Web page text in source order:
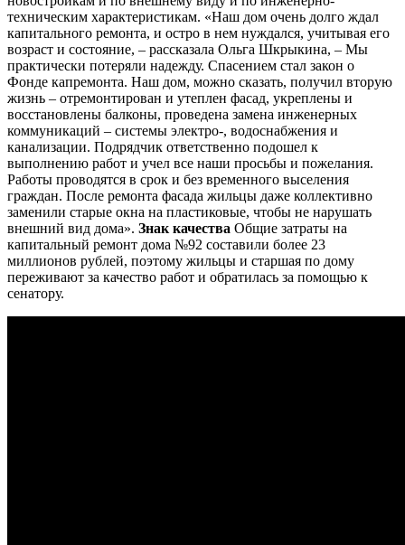
техническим характеристикам. «Наш дом очень долго ждал
капитального ремонта, и остро в нем нуждался, учитывая его
возраст и состояние, – рассказала Ольга Шкрыкина, – Мы
практически потеряли надежду. Спасением стал закон о
Фонде капремонта. Наш дом, можно сказать, получил вторую
жизнь – отремонтирован и утеплен фасад, укреплены и
восстановлены балконы, проведена замена инженерных
коммуникаций – системы электро-, водоснабжения и
канализации. Подрядчик ответственно подошел к
выполнению работ и учел все наши просьбы и пожелания.
Работы проводятся в срок и без временного выселения
граждан. После ремонта фасада жильцы даже коллективно
заменили старые окна на пластиковые, чтобы не нарушать
внешний вид дома». Знак качества Общие затраты на
капитальный ремонт дома №92 составили более 23
миллионов рублей, поэтому жильцы и старшая по дому
переживают за качество работ и обратилась за помощью к
сенатору.